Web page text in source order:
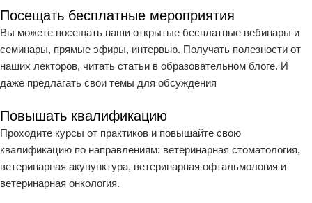
Посещать бесплатные мероприятия
Вы можете посещать наши открытые бесплатные вебинары и
семинары, прямые эфиры, интервью. Получать полезности от
наших лекторов, читать статьи в образовательном блоге. И
даже предлагать свои темы для обсуждения
Повышать квалификацию
Проходите курсы от практиков и повышайте свою
квалификацию по направлениям: ветеринарная стоматология,
ветеринарная акупунктура, ветеринарная офтальмология и
ветеринарная онкология.